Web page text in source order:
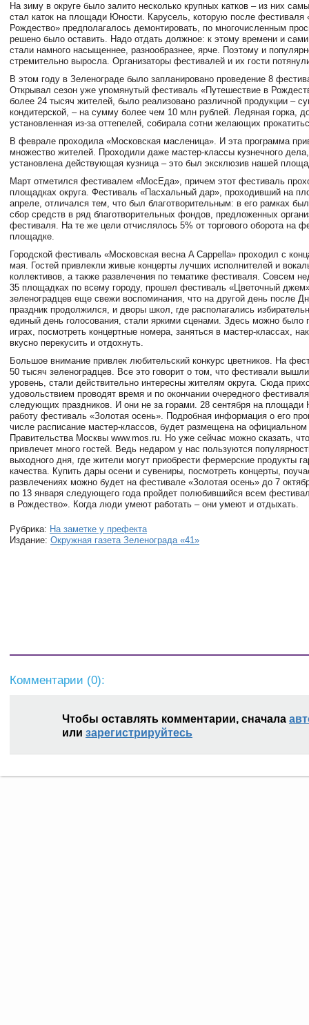
На зиму в округе было залито несколько крупных катков – из них
стал каток на площади Юности. Карусель, которую после фестиваля
Рождество» предполагалось демонтировать, по многочисленным
решено было оставить. Надо отдать должное: к этому времени и
стали намного насыщеннее, разнообразнее, ярче. Поэтому и
стремительно выросла. Организаторы фестивалей и их гости
В этом году в Зеленограде было запланировано проведение 8
Открывал сезон уже упомянутый фестиваль «Путешествие в
более 24 тысяч жителей, было реализовано различной продукции –
кондитерской, – на сумму более чем 10 млн рублей. Ледяная горка,
установленная из-за оттепелей, собирала сотни желающих
В феврале проходила «Московская масленица». И эта программа
множество жителей. Проходили даже мастер-классы кузнечного
установлена действующая кузница – это был эксклюзив нашей
Март отметился фестивалем «МосЕда», причем этот фестиваль
площадках округа. Фестиваль «Пасхальный дар», проходивший на
апреле, отличался тем, что был благотворительным: в его рамках был
сбор средств в ряд благотворительных фондов, предложенных
фестиваля. На те же цели отчислялось 5% от торгового оборота на
площадке.
Городской фестиваль «Московская весна A Cappella» проходил с
мая. Гостей привлекли живые концерты лучших исполнителей и
коллективов, а также развлечения по тематике фестиваля. Совсем
35 площадках по всему городу, прошел фестиваль «Цветочный
зеленоградцев еще свежи воспоминания, что на другой день после
праздник продолжился, и дворы школ, где располагались
единый день голосования, стали яркими сценами. Здесь можно было
играх, посмотреть концертные номера, заняться в мастер-классах,
вкусно перекусить и отдохнуть.
Большое внимание привлек любительский конкурс цветников. На
50 тысяч зеленоградцев. Все это говорит о том, что фестивали
уровень, стали действительно интересны жителям округа. Сюда
удовольствием проводят время и по окончании очередного
следующих праздников. И они не за горами. 28 сентября на площади
работу фестиваль «Золотая осень». Подробная информация о его
числе расписание мастер-классов, будет размещена на
Правительства Москвы www.mos.ru. Но уже сейчас можно сказать,
привлечет много гостей. Ведь недаром у нас пользуются
выходного дня, где жители могут приобрести фермерские продукты
качества. Купить дары осени и сувениры, посмотреть концерты,
развлечениях можно будет на фестивале «Золотая осень» до 7
по 13 января следующего года пройдет полюбившийся всем
в Рождество». Когда люди умеют работать – они умеют и отдыхать.
Рубрика: На заметке у префекта
Издание: Окружная газета Зеленограда «41»
Комментарии (0):
Чтобы оставлять комментарии, сначала
или зарегистрируйтесь